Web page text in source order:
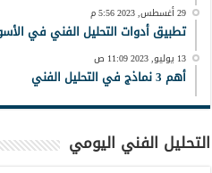
29 أغسطس, 2023 5:56 م
تطبيق أدوات التحليل الفني في
13 يوليو, 2023 11:09 ص
أهم 3 نماذج في التحليل الفني
التحليل الفني اليومي